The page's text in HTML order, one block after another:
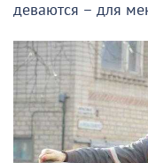
деваются – для